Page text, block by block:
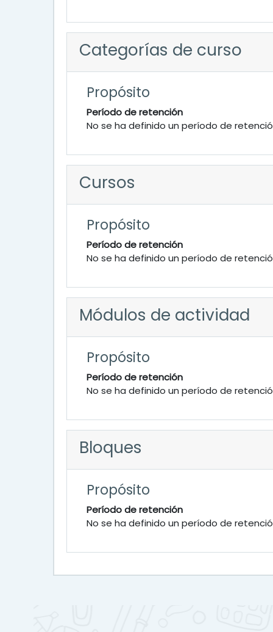
Categorías de curso
Propósito
Período de retención
No se ha definido un período de
Cursos
Propósito
Período de retención
No se ha definido un período de
Módulos de actividad
Propósito
Período de retención
No se ha definido un período de
Bloques
Propósito
Período de retención
No se ha definido un período de